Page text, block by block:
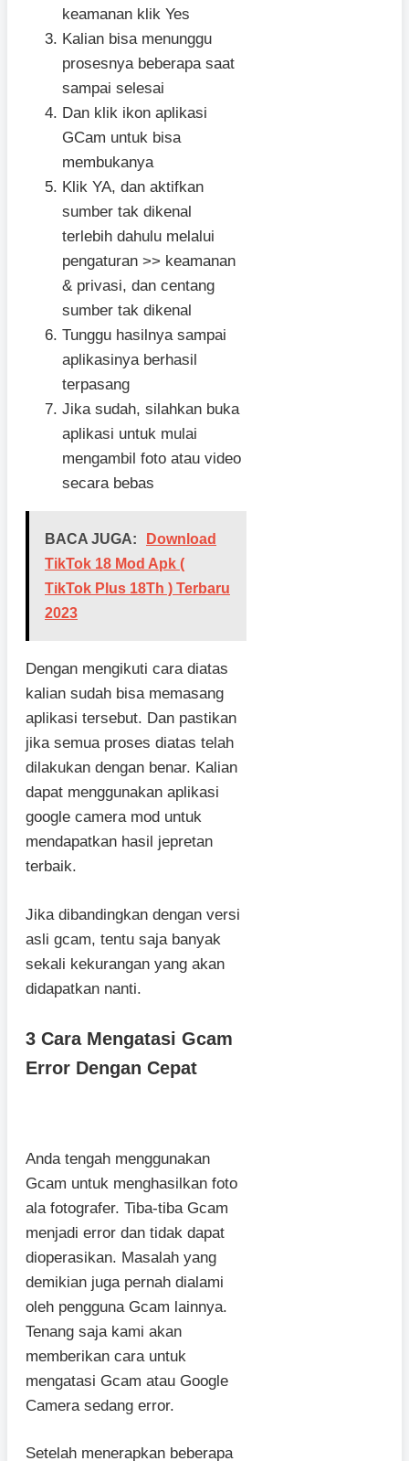
keamanan klik Yes
Kalian bisa menunggu
prosesnya beberapa saat
sampai selesai
Dan klik ikon aplikasi
GCam untuk bisa
membukanya
Klik YA, dan aktifkan
sumber tak dikenal
terlebih dahulu melalui
pengaturan >> keamanan
& privasi, dan centang
sumber tak dikenal
Tunggu hasilnya sampai
aplikasinya berhasil
terpasang
Jika sudah, silahkan buka
aplikasi untuk mulai
mengambil foto atau video
secara bebas
BACA JUGA:
Download
TikTok 18 Mod Apk (
TikTok Plus 18Th ) Terbaru
2023
Dengan mengikuti cara diatas
kalian sudah bisa memasang
aplikasi tersebut. Dan pastikan
jika semua proses diatas telah
dilakukan dengan benar. Kalian
dapat menggunakan aplikasi
google camera mod untuk
mendapatkan hasil jepretan
terbaik.
Jika dibandingkan dengan versi
asli gcam, tentu saja banyak
sekali kekurangan yang akan
didapatkan nanti.
3 Cara Mengatasi Gcam
Error Dengan Cepat
Anda tengah menggunakan
Gcam untuk menghasilkan foto
ala fotografer. Tiba-tiba Gcam
menjadi error dan tidak dapat
dioperasikan. Masalah yang
demikian juga pernah dialami
oleh pengguna Gcam lainnya.
Tenang saja kami akan
memberikan cara untuk
mengatasi Gcam atau Google
Camera sedang error.
Setelah menerapkan beberapa